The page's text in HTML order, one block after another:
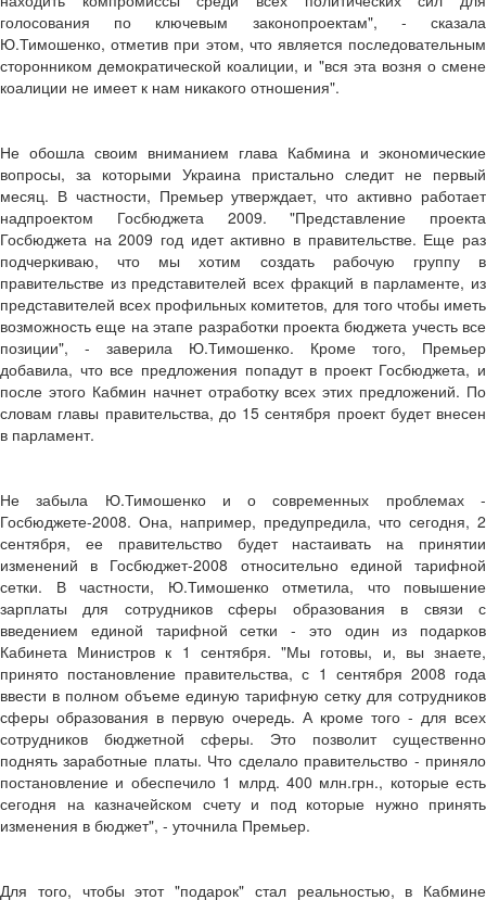
голосования по ключевым законопроектам", - сказала
Ю.Тимошенко, отметив при этом, что является последовательным
сторонником демократической коалиции, и "вся эта возня о смене
коалиции не имеет к нам никакого отношения".
Не обошла своим вниманием глава Кабмина и экономические
вопросы, за которыми Украина пристально следит не первый
месяц. В частности, Премьер утверждает, что активно работает
надпроектом Госбюджета 2009. "Представление проекта
Госбюджета на 2009 год идет активно в правительстве. Еще раз
подчеркиваю, что мы хотим создать рабочую группу в
правительстве из представителей всех фракций в парламенте, из
представителей всех профильных комитетов, для того чтобы иметь
возможность еще на этапе разработки проекта бюджета учесть все
позиции", - заверила Ю.Тимошенко. Кроме того, Премьер
добавила, что все предложения попадут в проект Госбюджета, и
после этого Кабмин начнет отработку всех этих предложений. По
словам главы правительства, до 15 сентября проект будет внесен
в парламент.
Не забыла Ю.Тимошенко и о современных проблемах -
Госбюджете-2008. Она, например, предупредила, что сегодня, 2
сентября, ее правительство будет настаивать на принятии
изменений в Госбюджет-2008 относительно единой тарифной
сетки. В частности, Ю.Тимошенко отметила, что повышение
зарплаты для сотрудников сферы образования в связи с
введением единой тарифной сетки - это один из подарков
Кабинета Министров к 1 сентября. "Мы готовы, и, вы знаете,
принято постановление правительства, с 1 сентября 2008 года
ввести в полном объеме единую тарифную сетку для сотрудников
сферы образования в первую очередь. А кроме того - для всех
сотрудников бюджетной сферы. Это позволит существенно
поднять заработные платы. Что сделало правительство - приняло
постановление и обеспечило 1 млрд. 400 млн.грн., которые есть
сегодня на казначейском счету и под которые нужно принять
изменения в бюджет", - уточнила Премьер.
Для того, чтобы этот "подарок" стал реальностью, в Кабмине